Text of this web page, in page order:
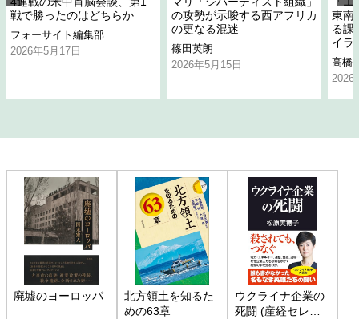
戦で勝ったのはどちらか
フォーサイト編集部
2026年5月17日
の攻勢が示唆する西アフリカ
の更なる混迷
篠田英朗
2026年5月15日
東南
る課
イラ
高橋
2026
廃墟のヨーロッパ
北方領土を知るた
めの63章
ウクライナ企業の
死闘 (産経セレク